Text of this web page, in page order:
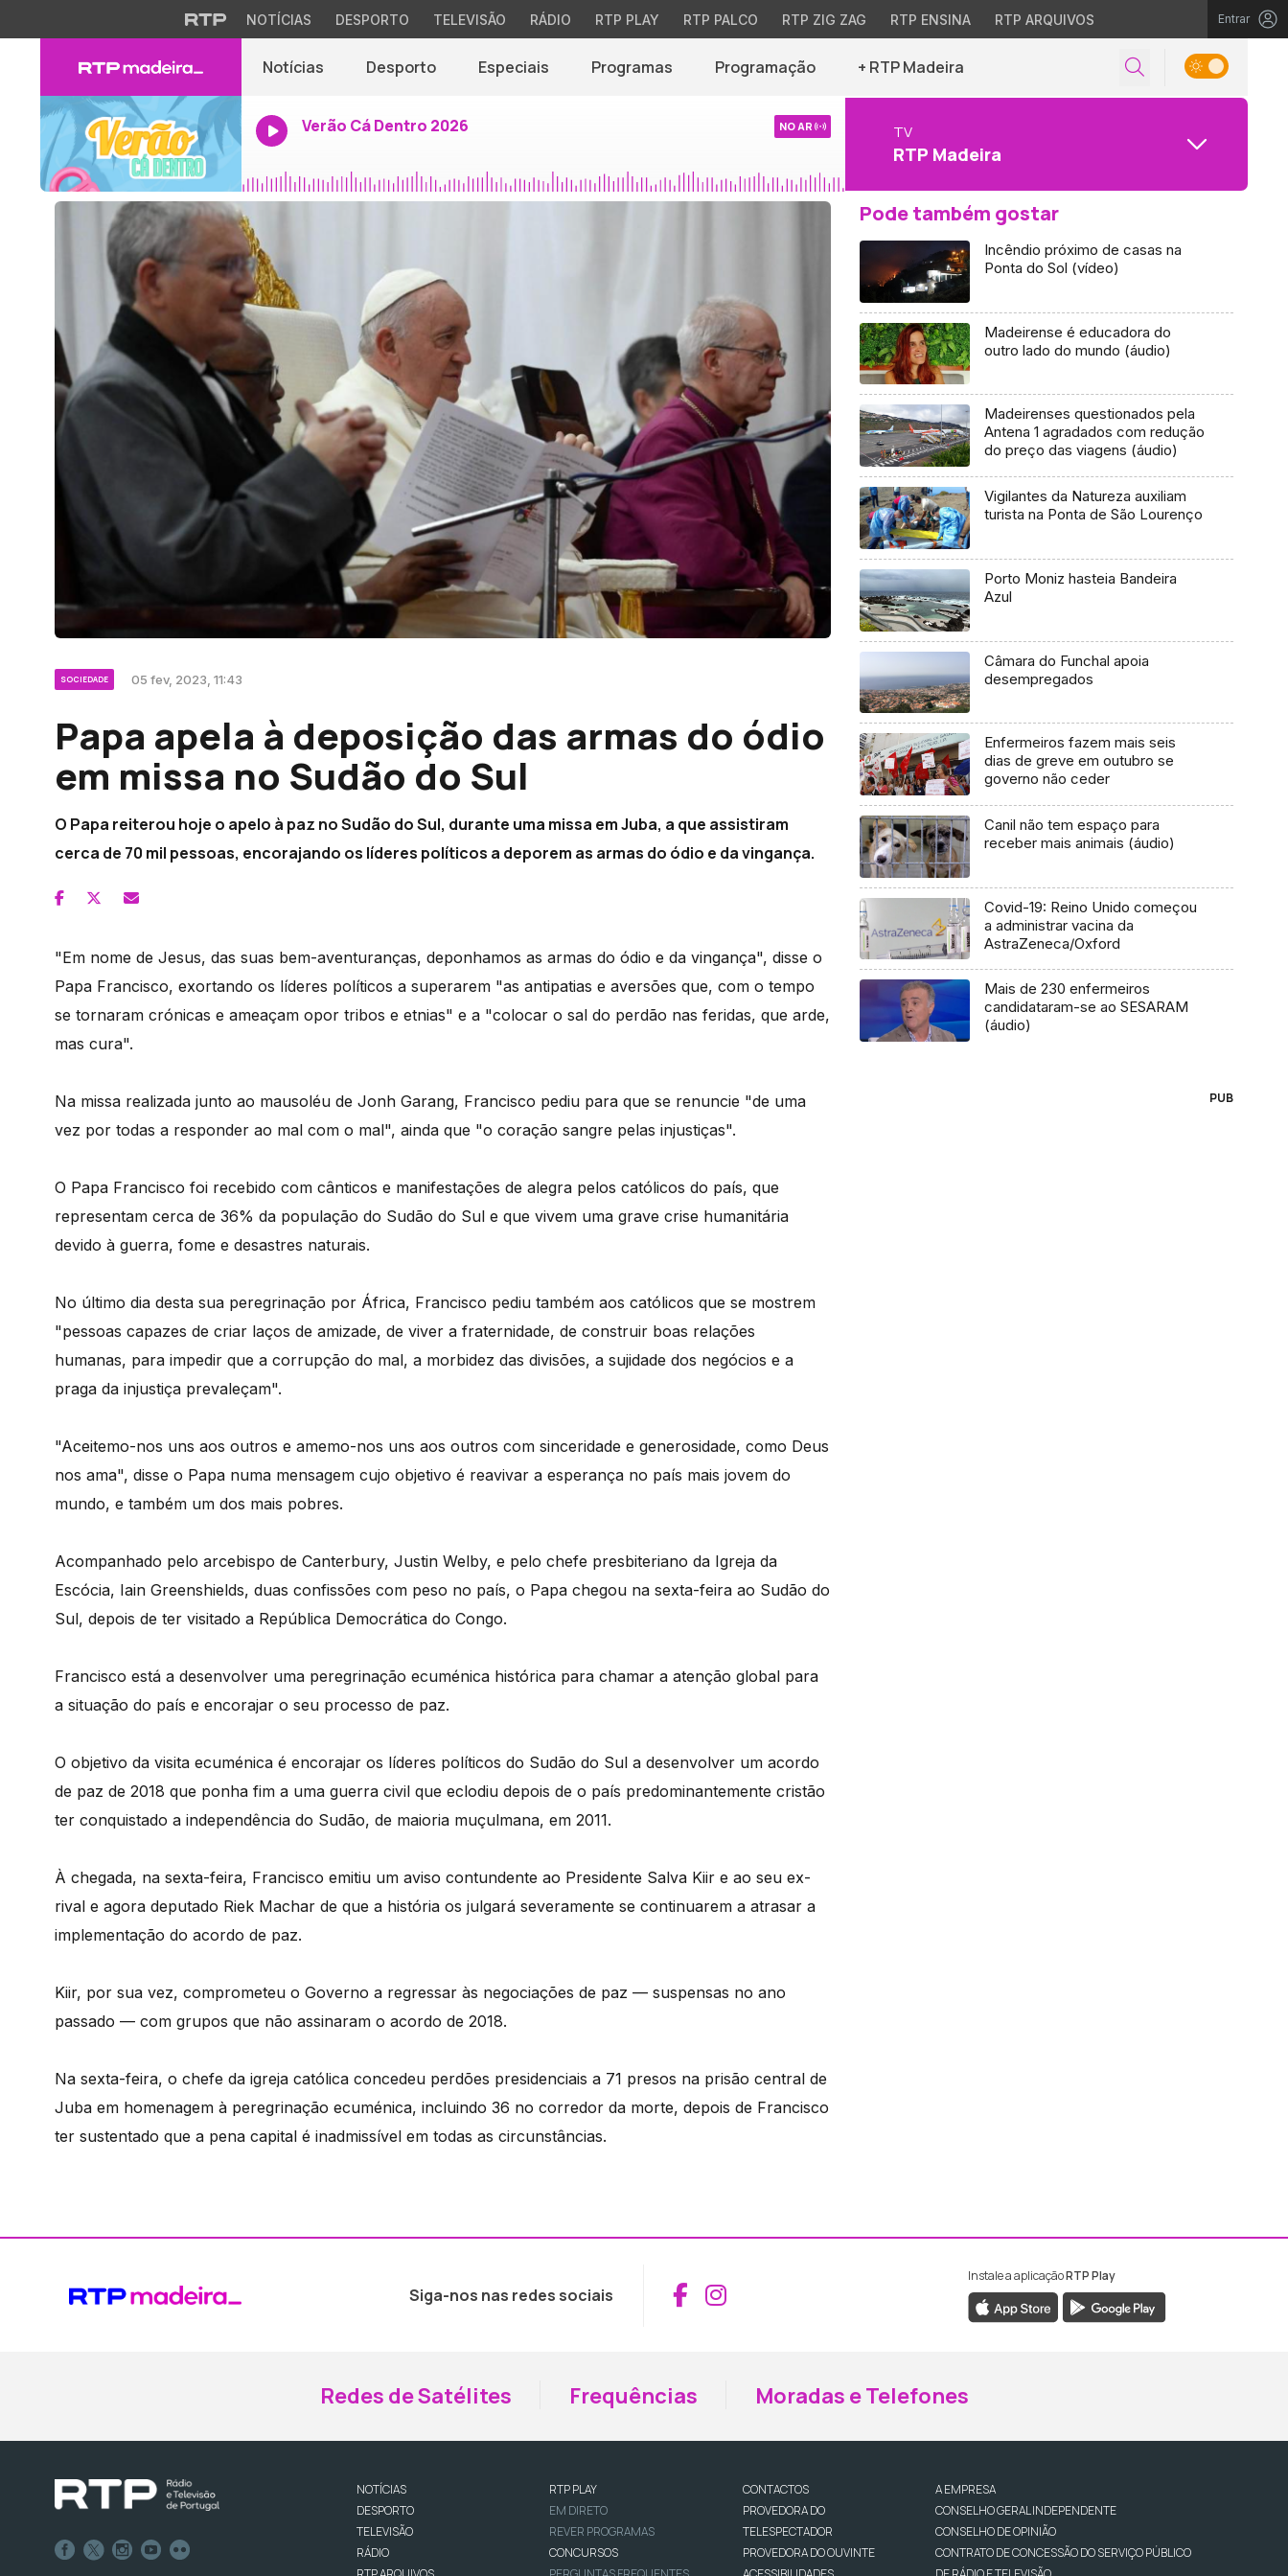
NOTÍCIAS DESPORTO TELEVISÃO RÁDIO RTP PLAY RTP PALCO RTP ZIG ZAG RTP ENSINA RTP ARQUIVOS Entrar
Notícias Desporto Especiais Programas Programação + RTP Madeira
Verão Cá Dentro 2026 NO AR TV
RTP Madeira
SOCIEDADE 05 fev, 2023, 11:43
Papa apela à deposição das armas do ódio
em missa no Sudão do Sul
O Papa reiterou hoje o apelo à paz no Sudão do Sul, durante uma missa em Juba, a que assistiram
cerca de 70 mil pessoas, encorajando os líderes políticos a deporem as armas do ódio e da vingança.
"Em nome de Jesus, das suas bem-aventuranças, deponhamos as armas do ódio e da vingança", disse o
Papa Francisco, exortando os líderes políticos a superarem "as antipatias e aversões que, com o tempo
se tornaram crónicas e ameaçam opor tribos e etnias" e a "colocar o sal do perdão nas feridas, que arde,
mas cura".
Na missa realizada junto ao mausoléu de Jonh Garang, Francisco pediu para que se renuncie "de uma
vez por todas a responder ao mal com o mal", ainda que "o coração sangre pelas injustiças".
O Papa Francisco foi recebido com cânticos e manifestações de alegra pelos católicos do país, que
representam cerca de 36% da população do Sudão do Sul e que vivem uma grave crise humanitária
devido à guerra, fome e desastres naturais.
No último dia desta sua peregrinação por África, Francisco pediu também aos católicos que se mostrem
"pessoas capazes de criar laços de amizade, de viver a fraternidade, de construir boas relações
humanas, para impedir que a corrupção do mal, a morbidez das divisões, a sujidade dos negócios e a
praga da injustiça prevaleçam".
"Aceitemo-nos uns aos outros e amemo-nos uns aos outros com sinceridade e generosidade, como Deus
nos ama", disse o Papa numa mensagem cujo objetivo é reavivar a esperança no país mais jovem do
mundo, e também um dos mais pobres.
Acompanhado pelo arcebispo de Canterbury, Justin Welby, e pelo chefe presbiteriano da Igreja da
Escócia, Iain Greenshields, duas confissões com peso no país, o Papa chegou na sexta-feira ao Sudão do
Sul, depois de ter visitado a República Democrática do Congo.
Francisco está a desenvolver uma peregrinação ecuménica histórica para chamar a atenção global para
a situação do país e encorajar o seu processo de paz.
O objetivo da visita ecuménica é encorajar os líderes políticos do Sudão do Sul a desenvolver um acordo
de paz de 2018 que ponha fim a uma guerra civil que eclodiu depois de o país predominantemente cristão
ter conquistado a independência do Sudão, de maioria muçulmana, em 2011.
À chegada, na sexta-feira, Francisco emitiu um aviso contundente ao Presidente Salva Kiir e ao seu ex-
rival e agora deputado Riek Machar de que a história os julgará severamente se continuarem a atrasar a
implementação do acordo de paz.
Kiir, por sua vez, comprometeu o Governo a regressar às negociações de paz — suspensas no ano
passado — com grupos que não assinaram o acordo de 2018.
Na sexta-feira, o chefe da igreja católica concedeu perdões presidenciais a 71 presos na prisão central de
Juba em homenagem à peregrinação ecuménica, incluindo 36 no corredor da morte, depois de Francisco
ter sustentado que a pena capital é inadmissível em todas as circunstâncias.
Pode também gostar
Incêndio próximo de casas na
Ponta do Sol (vídeo)
Madeirense é educadora do
outro lado do mundo (áudio)
Madeirenses questionados pela
Antena 1 agradados com redução
do preço das viagens (áudio)
Vigilantes da Natureza auxiliam
turista na Ponta de São Lourenço
Porto Moniz hasteia Bandeira
Azul
Câmara do Funchal apoia
desempregados
Enfermeiros fazem mais seis
dias de greve em outubro se
governo não ceder
Canil não tem espaço para
receber mais animais (áudio)
Covid-19: Reino Unido começou
a administrar vacina da
AstraZeneca/Oxford
Mais de 230 enfermeiros
candidataram-se ao SESARAM
(áudio)
PUB
Siga-nos nas redes sociais Aceder ao Facebook da RTP Madeira
Aceder ao Instagram da RTP Madeira
Instale a aplicaçãoRTP Play
Redes de Satélites Frequências Moradas e Telefones
NOTÍCIAS
DESPORTO
TELEVISÃO
RÁDIO
RTP PLAY
EM DIRETO
REVER PROGRAMAS
CONCURSOS
CONTACTOS
PROVEDORA DO
TELESPECTADOR
PROVEDORA DO OUVINTE
A EMPRESA
CONSELHO GERAL INDEPENDENTE
CONSELHO DE OPINIÃO
CONTRATO DE CONCESSÃO DO SERVIÇO PÚBLICO